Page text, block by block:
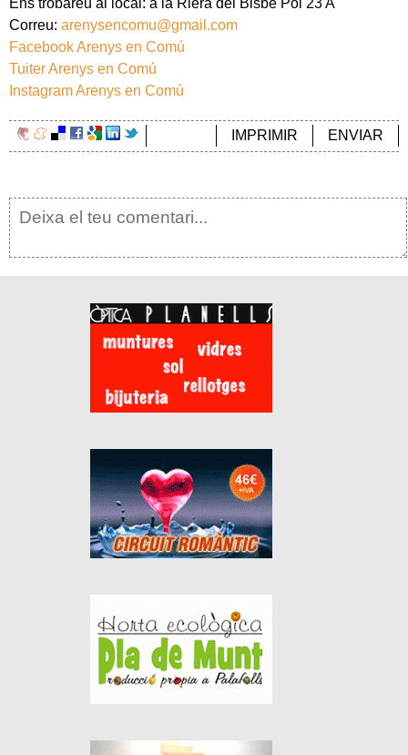
Ens trobareu al local: a la Riera del Bisbe Pol 23 A
Correu: arenysencomu@gmail.com
Facebook Arenys en Comú
Tuiter Arenys en Comú
Instagram Arenys en Comú
ENVIAR
IMPRIMIR